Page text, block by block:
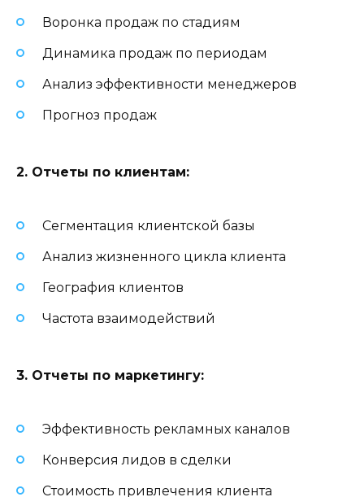
Воронка продаж по стадиям
Динамика продаж по периодам
Анализ эффективности менеджеров
Прогноз продаж
2. Отчеты по клиентам:
Сегментация клиентской базы
Анализ жизненного цикла клиента
География клиентов
Частота взаимодействий
3. Отчеты по маркетингу:
Эффективность рекламных каналов
Конверсия лидов в сделки
Стоимость привлечения клиента